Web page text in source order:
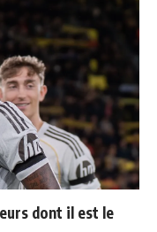
dont il est le